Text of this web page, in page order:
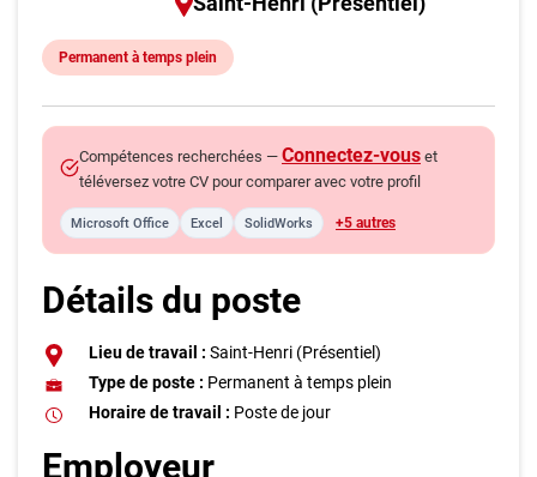
Permanent à temps plein
Compétences recherchées — Connectez-vous et
téléversez votre CV pour comparer avec votre profil
Microsoft Office Excel SolidWorks +5 autres
Détails du poste
Lieu de travail : Saint-Henri (Présentiel)
Type de poste : Permanent à temps plein
Horaire de travail : Poste de jour
Employeur